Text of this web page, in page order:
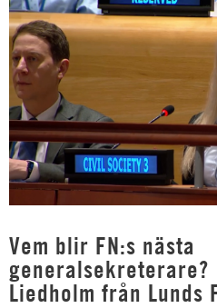
Vem blir FN:s nästa
generalsekreterare?
Liedholm från Lunds